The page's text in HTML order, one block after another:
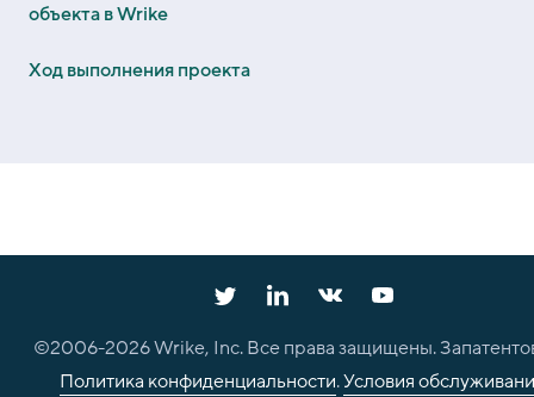
объекта в Wrike
Ход выполнения проекта
©2006-2026Wrike, Inc. Все права защищены.
Политика конфиденциальности.Условия